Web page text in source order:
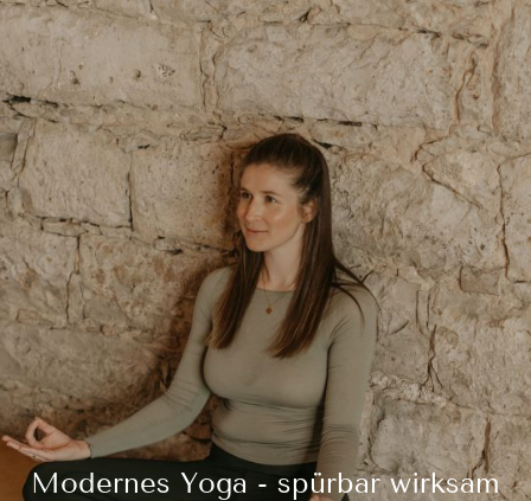
Modernes Yoga - spürbar wirksam